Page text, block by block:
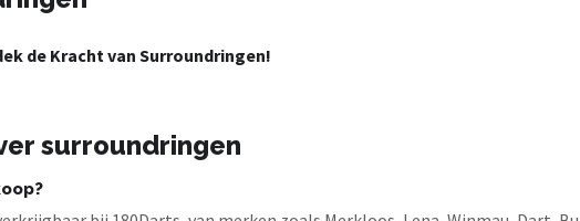
de Kracht van Surroundringen!
surroundringen